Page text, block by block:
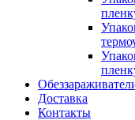
Доставка
Контакты